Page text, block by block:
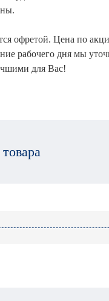
офретой. Цена по
рабочего дня мы
для Вас!